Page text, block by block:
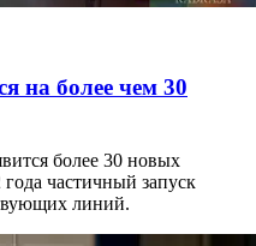
на более чем 30
более 30 новых
частичный запуск
линий.